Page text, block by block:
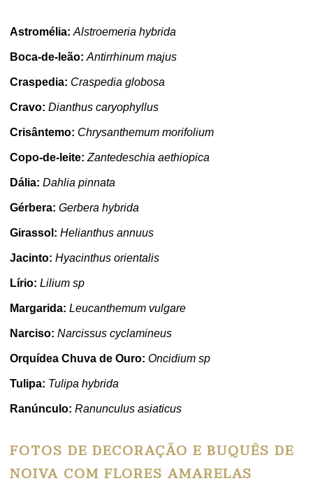
Astromélia: Alstroemeria hybrida
Boca-de-leão: Antirrhinum majus
Craspedia: Craspedia globosa
Cravo: Dianthus caryophyllus
Crisântemo: Chrysanthemum morifolium
Copo-de-leite: Zantedeschia aethiopica
Dália: Dahlia pinnata
Gérbera: Gerbera hybrida
Girassol: Helianthus annuus
Jacinto: Hyacinthus orientalis
Lírio: Lilium sp
Margarida: Leucanthemum vulgare
Narciso: Narcissus cyclamineus
Orquídea Chuva de Ouro: Oncidium sp
Tulipa: Tulipa hybrida
Ranúnculo: Ranunculus asiaticus
FOTOS DE DECORAÇÃO E BUQUÊS DE
NOIVA COM FLORES AMARELAS